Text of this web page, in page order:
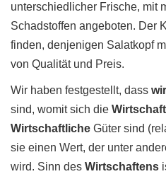
unterschiedlicher Frische, mit
Schadstoffen angeboten. Der
finden, denjenigen Salatkopf
von Qualität und Preis.
Wir haben festgestellt, dass
sind, womit sich die
Wirtschaftliche Güter sind
sie einen Wert, der unter
wird. Sinn des Wirtschaftens